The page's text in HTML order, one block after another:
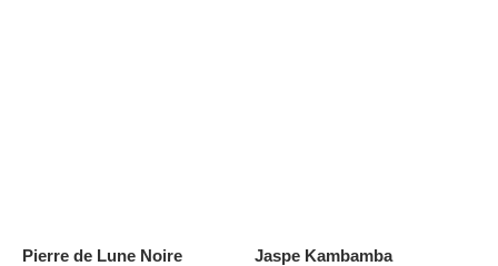
Pierre de Lune Noire
Jaspe Kambamba